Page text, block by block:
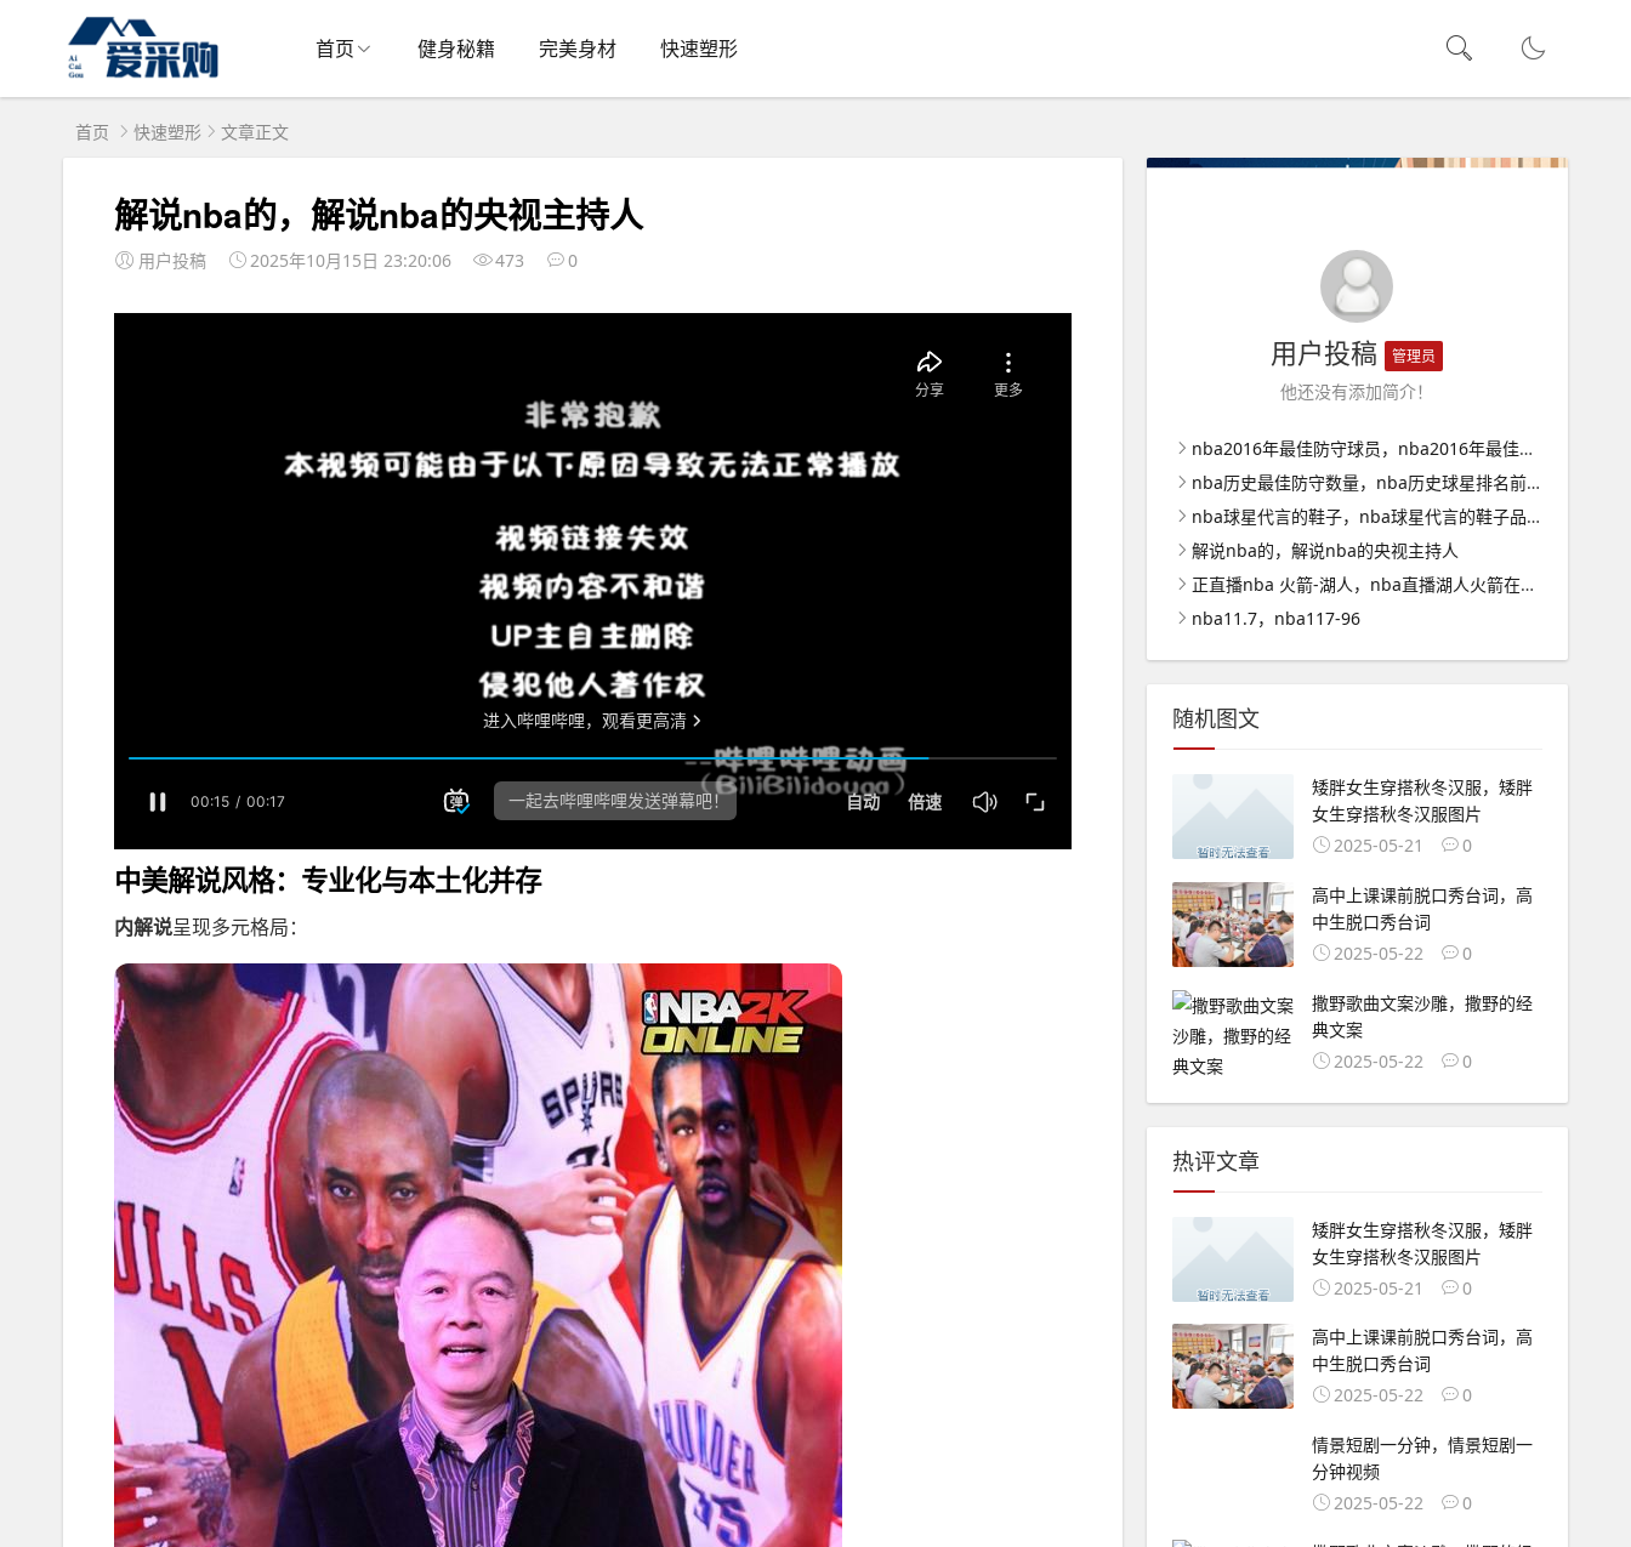
首页 健身秘籍 完美身材 快速塑形
首页 快速塑形 文章正文
解说nba的，解说nba的央视主持人
用户投稿 2025年10月15日 23:20:06 473 0
中美解说风格：专业化与本土化并存
内解说呈现多元格局：
用户投稿 管理员
他还没有添加简介！
nba2016年最佳防守球员，nba2016年最佳防守阵容
nba历史最佳防守数量，nba历史球星排名前十
nba球星代言的鞋子，nba球星代言的鞋子品牌
解说nba的，解说nba的央视主持人
正直播nba 火箭-湖人，nba直播湖人火箭在线观看
nba11.7，nba117-96
随机图文
矮胖女生穿搭秋冬汉服，矮胖
女生穿搭秋冬汉服图片
2025-05-21
0
高中上课课前脱口秀台词，高
中生脱口秀台词
2025-05-22
0
撒野歌曲文案沙雕，撒野的经
典文案
2025-05-22
0
热评文章
矮胖女生穿搭秋冬汉服，矮胖
女生穿搭秋冬汉服图片
2025-05-21
0
高中上课课前脱口秀台词，高
中生脱口秀台词
2025-05-22
0
情景短剧一分钟，情景短剧一
分钟视频
2025-05-22
0